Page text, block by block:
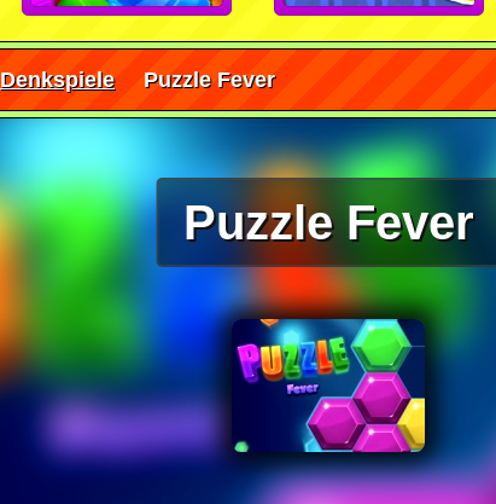
Denkspiele Puzzle Fever
Puzzle Fever